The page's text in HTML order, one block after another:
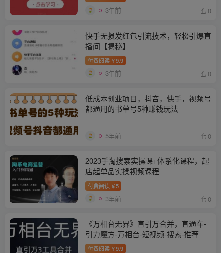
3年前 0
快手无损发红包引流技术，轻松引爆直
播间【揭秘】
付费阅读 ￥9.9
3年前 0
低成本创业项目，抖音，快手，视频号
都通用的书单号5种赚钱玩法
5年前 0
2023手淘搜索实操课+体系化课程，​起
店起单品实操视频课程
付费阅读 ￥5
3年前 0
《万相台无界》直引万合并，直通车-
引力魔方-万相台-短视频-搜索-推荐
付费阅读 ￥9.9